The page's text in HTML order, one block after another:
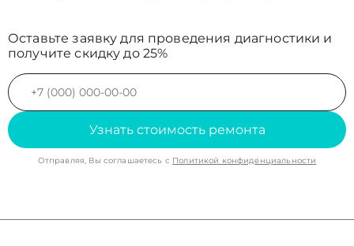
Оставьте заявку для проведения диагностики и
получите скидку до 25%
Узнать стоимость ремонта
Отправляя, Вы соглашаетесь с Политикой конфиденциальности